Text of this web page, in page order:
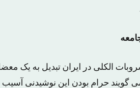
الکلی در ایران تبدیل به یک
گویند حرام بودن این نوشیدنی